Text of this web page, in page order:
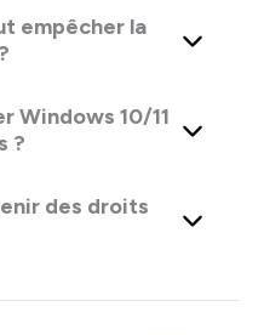
empêcher la
Windows 10/11
?
des droits